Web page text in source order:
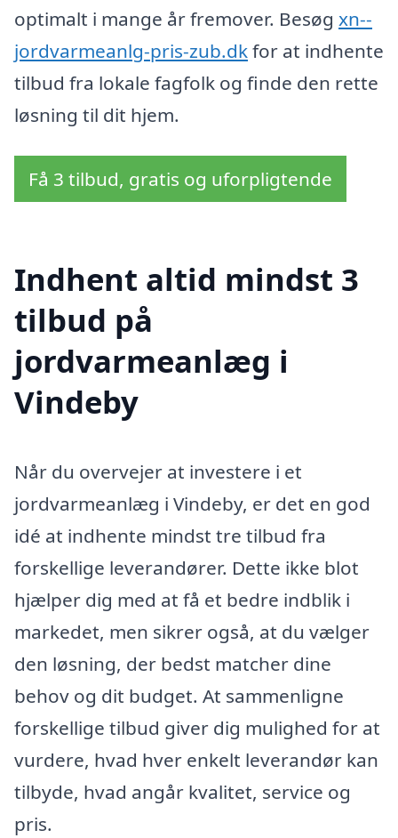
optimalt i mange år fremover. Besøg xn--
jordvarmeanlg-pris-zub.dkfor at indhente
tilbud fra lokale fagfolk og finde den rette
løsning til dit hjem.
Få 3 tilbud, gratis og uforpligtende
Indhent altid mindst 3
tilbud på
jordvarmeanlæg i
Vindeby
Når du overvejer at investere i et
jordvarmeanlæg i Vindeby, er det en god
idé at indhente mindst tre tilbud fra
forskellige leverandører. Dette ikke blot
hjælper dig med at få et bedre indblik i
markedet, men sikrer også, at du vælger
den løsning, der bedst matcher dine
behov og dit budget. At sammenligne
forskellige tilbud giver dig mulighed for at
vurdere, hvad hver enkelt leverandør kan
tilbyde, hvad angår kvalitet, service og
pris.